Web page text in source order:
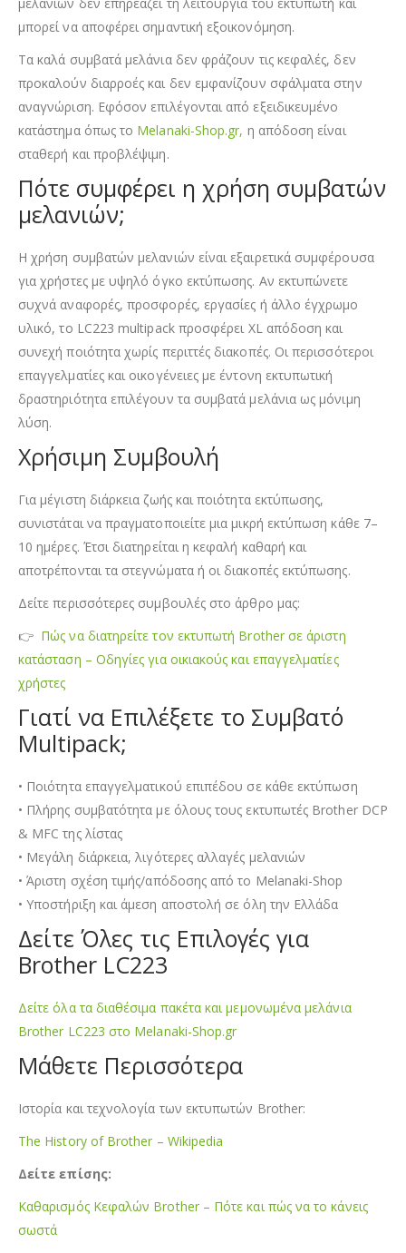
μπορεί να αποφέρει σημαντική εξοικονόμηση.
Τα καλά συμβατά μελάνια δεν φράζουν τις κεφαλές, δεν
προκαλούν διαρροές και δεν εμφανίζουν σφάλματα στην
αναγνώριση. Εφόσον επιλέγονται από εξειδικευμένο
κατάστημα όπως το Melanaki-Shop.gr, η απόδοση είναι
σταθερή και προβλέψιμη.
Πότε συμφέρει η χρήση συμβατών
μελανιών;
Η χρήση συμβατών μελανιών είναι εξαιρετικά συμφέρουσα
για χρήστες με υψηλό όγκο εκτύπωσης. Αν εκτυπώνετε
συχνά αναφορές, προσφορές, εργασίες ή άλλο έγχρωμο
υλικό, το LC223 multipack προσφέρει XL απόδοση και
συνεχή ποιότητα χωρίς περιττές διακοπές. Οι περισσότεροι
επαγγελματίες και οικογένειες με έντονη εκτυπωτική
δραστηριότητα επιλέγουν τα συμβατά μελάνια ως μόνιμη
λύση.
Χρήσιμη Συμβουλή
Για μέγιστη διάρκεια ζωής και ποιότητα εκτύπωσης,
συνιστάται να πραγματοποιείτε μια μικρή εκτύπωση κάθε 7–
10 ημέρες. Έτσι διατηρείται η κεφαλή καθαρή και
αποτρέπονται τα στεγνώματα ή οι διακοπές εκτύπωσης.
Δείτε περισσότερες συμβουλές στο άρθρο μας:
👉 Πώς να διατηρείτε τον εκτυπωτή Brother σε άριστη
κατάσταση – Οδηγίες για οικιακούς και επαγγελματίες
χρήστες
Γιατί να Επιλέξετε το Συμβατό
Multipack;
• Ποιότητα επαγγελματικού επιπέδου σε κάθε εκτύπωση
• Πλήρης συμβατότητα με όλους τους εκτυπωτές Brother DCP
& MFC της λίστας
• Μεγάλη διάρκεια, λιγότερες αλλαγές μελανιών
• Άριστη σχέση τιμής/απόδοσης από το Melanaki-Shop
• Υποστήριξη και άμεση αποστολή σε όλη την Ελλάδα
Δείτε Όλες τις Επιλογές για
Brother LC223
Δείτε όλα τα διαθέσιμα πακέτα και μεμονωμένα μελάνια
Brother LC223 στο Melanaki-Shop.gr
Μάθετε Περισσότερα
Ιστορία και τεχνολογία των εκτυπωτών Brother:
The History of Brother – Wikipedia
Δείτε επίσης:
Καθαρισμός Κεφαλών Brother – Πότε και πώς να το κάνεις
σωστά